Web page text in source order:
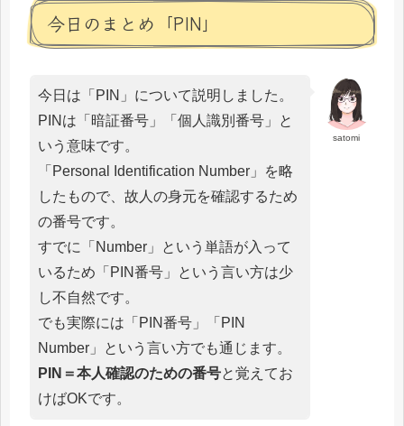
今日のまとめ「PIN」
satomi
今日は「PIN」について説明しました。
PINは「暗証番号」「個人識別番号」と
いう意味です。
「Personal Identification Number」を略
したもので、故人の身元を確認するため
の番号です。
すでに「Number」という単語が入って
いるため「PIN番号」という言い方は少
し不自然です。
でも実際には「PIN番号」「PIN
Number」という言い方でも通じます。
PIN＝本人確認のための番号と覚えてお
けばOKです。